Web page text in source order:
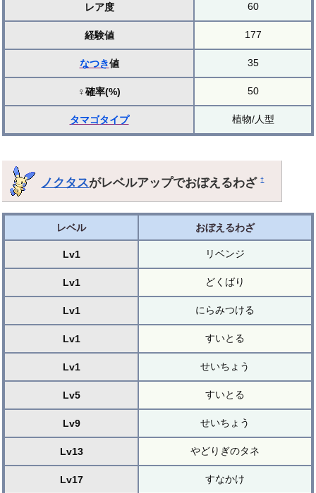
レア度 60
経験値 177
なつき値 35
♀確率(%) 50
タマゴタイプ 植物/人型
ノクタスがレベルアップでおぼえるわざ†
レベル おぼえるわざ
Lv1 リベンジ
Lv1 どくばり
Lv1 にらみつける
Lv1 すいとる
Lv1 せいちょう
Lv5 すいとる
Lv9 せいちょう
Lv13 やどりぎのタネ
Lv17 すなかけ